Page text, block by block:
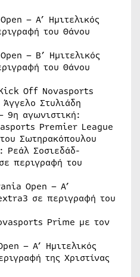
– A’ Ημιτελικός
του Θάνου
– Β’ Ημιτελικός
του Θάνου
Off Novasports
Στυλιάδη
9η αγωνιστική:
Premier League
Σωτηρακόπουλου
Ρεάλ Σοσιεδάδ-
περιγραφή του
Open – A’
σε περιγραφή του
Prime με τον
– A’ Ημιτελικός
της Χριστίνας